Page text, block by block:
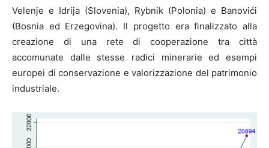
Velenje e Idrija (Slovenia), Rybnik (Polonia) e Banovići
(Bosnia ed Erzegovina). Il progetto era finalizzato alla
creazione di una rete di cooperazione tra città
accomunate dalle stesse radici minerarie ed esempi
europei di conservazione e valorizzazione del patrimonio
industriale.